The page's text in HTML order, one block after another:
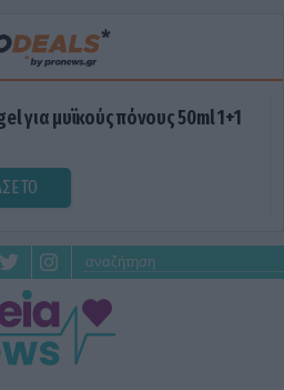
για μυϊκούς πόνους 50ml 1+1
ΤΟ